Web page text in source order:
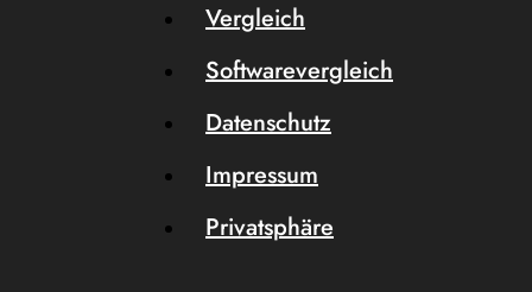
Vergleich
Softwarevergleich
Datenschutz
Impressum
Privatsphäre